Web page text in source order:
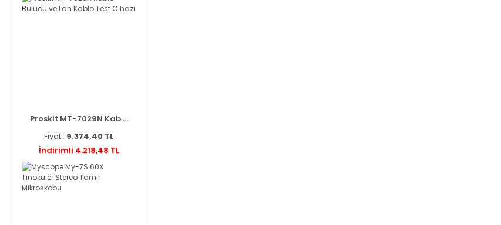
Proskit MT-7029N Kab ...
Fiyat : 9.374,40 TL
İndirimli 4.218,48 TL